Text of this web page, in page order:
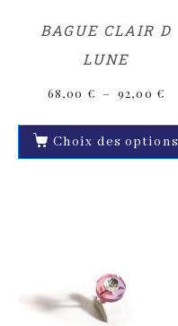
BAGUE CLAIR D
LUNE
68,00 € – 92,00 €
Choix des options